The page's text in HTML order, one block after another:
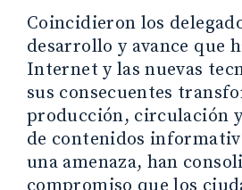
Coincidieron los
desarrollo y avance que
Internet y las nuevas
sus consecuentes
producción, circulación
de contenidos
una amenaza, han